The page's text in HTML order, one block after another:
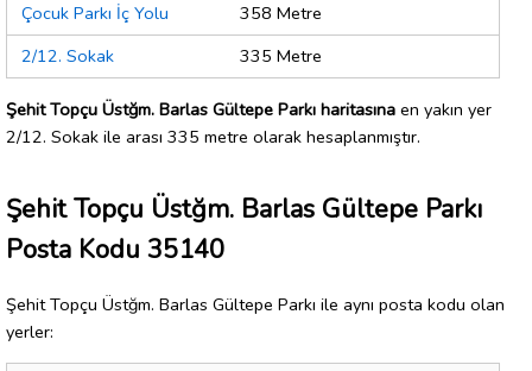
Çocuk Parkı İç Yolu
358 Metre
2/12. Sokak
335 Metre
Şehit Topçu Üstğm. Barlas Gültepe Parkı haritasına en yakın yer
2/12. Sokak ile arası 335 metre olarak hesaplanmıştır.
Şehit Topçu Üstğm. Barlas Gültepe Parkı
Posta Kodu 35140
Şehit Topçu Üstğm. Barlas Gültepe Parkı ile aynı posta kodu olan
yerler: